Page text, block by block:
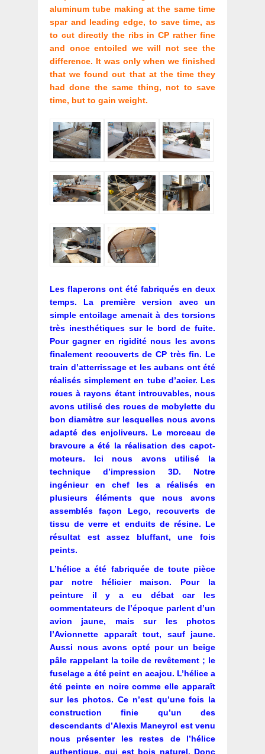
aluminum tube making at the same time
spar and leading edge, to save time, as
to cut directly the ribs in CP rather fine
and once entoiled we will not see the
difference. It was only when we finished
that we found out that at the time they
had done the same thing, not to save
time, but to gain weight.
Les flaperons ont été fabriqués en deux
temps. La première version avec un
simple entoilage amenait à des torsions
très inesthétiques sur le bord de fuite.
Pour gagner en rigidité nous les avons
finalement recouverts de CP très fin. Le
train d’atterrissage et les aubans ont été
réalisés simplement en tube d’acier. Les
roues à rayons étant introuvables, nous
avons utilisé des roues de mobylette du
bon diamètre sur lesquelles nous avons
adapté des enjoliveurs. Le morceau de
bravoure a été la réalisation des capot-
moteurs. Ici nous avons utilisé la
technique d’impression 3D. Notre
ingénieur en chef les a réalisés en
plusieurs éléments que nous avons
assemblés façon Lego, recouverts de
tissu de verre et enduits de résine. Le
résultat est assez bluffant, une fois
peints.
L’hélice a été fabriquée de toute pièce
par notre hélicier maison. Pour la
peinture il y a eu débat car les
commentateurs de l’époque parlent d’un
avion jaune, mais sur les photos
l’Avionnette apparaît tout, sauf jaune.
Aussi nous avons opté pour un beige
pâle rappelant la toile de revêtement ; le
fuselage a été peint en acajou. L’hélice a
été peinte en noire comme elle apparaît
sur les photos. Ce n’est qu’une fois la
construction finie qu’un des
descendants d’Alexis Maneyrol est venu
nous présenter les restes de l’hélice
authentique, qui est bois naturel. Donc